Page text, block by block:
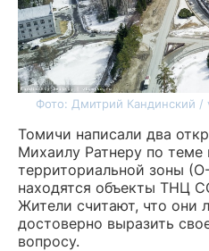
Фото: Дмитрий Кандинский /
Томичи написали два
Михаилу Ратнеру по теме
территориальной зоны
находятся объекты ТНЦ
Жители считают, что они
достоверно выразить
вопросу.